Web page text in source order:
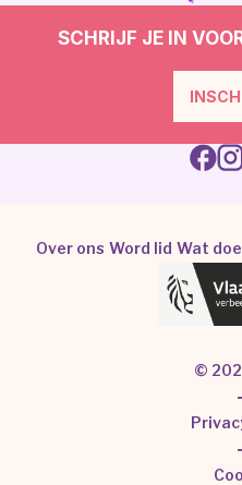
SCHRIJF JE IN
Over ons Word lid Wat
©